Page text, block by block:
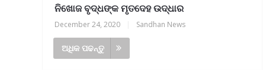
ନିଖୋଜ ବୃଦ୍ଧଙ୍କ ମୃତଦେହ ଉଦ୍ଧାର
December 24, 2020 Sandhan News
ଅଧିକ ପଢନ୍ତୁ